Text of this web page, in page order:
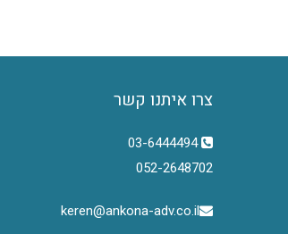
צרו איתנו קשר
03-6444494
052-2648702
keren@ankona-adv.co.il